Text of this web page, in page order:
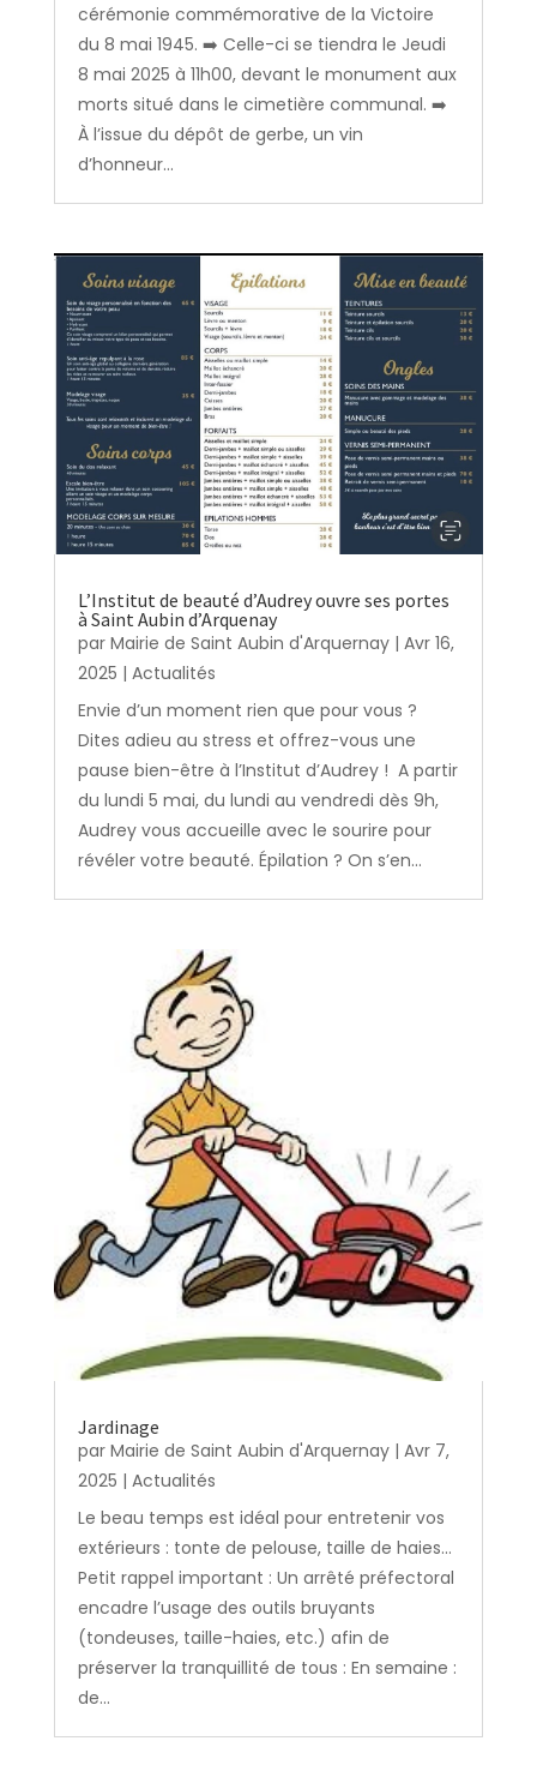
cérémonie commémorative de la Victoire
du 8 mai 1945. ➡️ Celle-ci se tiendra le Jeudi
8 mai 2025 à 11h00, devant le monument aux
morts situé dans le cimetière communal. ➡️
À l’issue du dépôt de gerbe, un vin
d’honneur...
L’Institut de beauté d’Audrey ouvre ses portes
à Saint Aubin d’Arquenay
par Mairie de Saint Aubin d'Arquernay| Avr 16,
2025 | Actualités
Envie d’un moment rien que pour vous ?
Dites adieu au stress et offrez-vous une
pause bien-être à l’Institut d’Audrey ! A partir
du lundi 5 mai, du lundi au vendredi dès 9h,
Audrey vous accueille avec le sourire pour
révéler votre beauté. Épilation ? On s’en...
Jardinage
par Mairie de Saint Aubin d'Arquernay| Avr 7,
2025 | Actualités
Le beau temps est idéal pour entretenir vos
extérieurs : tonte de pelouse, taille de haies…
Petit rappel important : Un arrêté préfectoral
encadre l’usage des outils bruyants
(tondeuses, taille-haies, etc.) afin de
préserver la tranquillité de tous : En semaine :
de...